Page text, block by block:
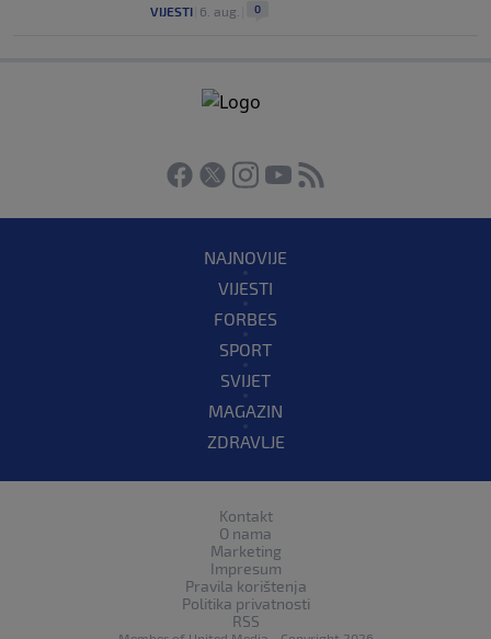
VIJESTI 6. aug. 0
NAJNOVIJE
VIJESTI
FORBES
SPORT
SVIJET
MAGAZIN
ZDRAVLJE
Kontakt
O nama
Marketing
Impresum
Pravila korištenja
Politika privatnosti
RSS